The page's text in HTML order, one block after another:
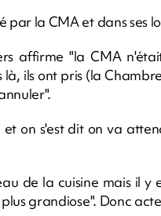
par la CMA et dans ses
affirme "la CMA
ils ont pris (la
on s'est dit on va
de la cuisine mais il y
grandiose". Donc